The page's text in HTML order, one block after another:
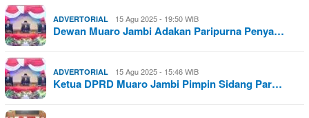
ADVERTORIAL 15 Agu 2025 - 19:50 WIB
Dewan Muaro Jambi Adakan Paripurna Penya…
ADVERTORIAL 15 Agu 2025 - 15:46 WIB
Ketua DPRD Muaro Jambi Pimpin Sidang Par…